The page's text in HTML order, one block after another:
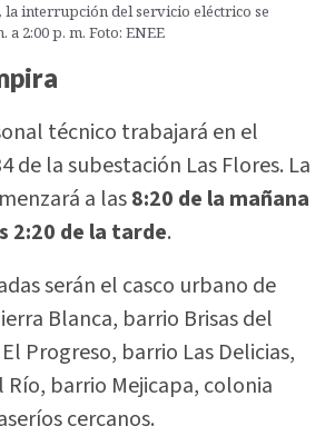
la interrupción del servicio eléctrico se
a 2:00 p. m. Foto: ENEE
técnico trabajará en el
de la subestación Las Flores. La
a las8:20 de la mañana
2:20 de la tarde.
serán el casco urbano de
Blanca, barrio Brisas del
Progreso, barrio Las Delicias,
Río, barrio Mejicapa, colonia
cercanos.